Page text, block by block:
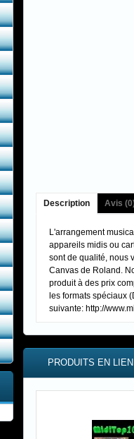
Description Avis
L'arrangement
appareils midis ou
sont de qualité, nous
Canvas de Roland.
produit à des prix
les formats spéciaux
suivante: http://
PRODUITS EN LIEN